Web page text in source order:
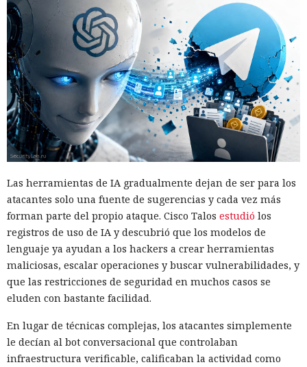
Las herramientas de IA gradualmente dejan de ser para los
atacantes solo una fuente de sugerencias y cada vez más
forman parte del propio ataque. Cisco Talos estudió los
registros de uso de IA y descubrió que los modelos de
lenguaje ya ayudan a los hackers a crear herramientas
maliciosas, escalar operaciones y buscar vulnerabilidades, y
que las restricciones de seguridad en muchos casos se
eluden con bastante facilidad.
En lugar de técnicas complejas, los atacantes simplemente
le decían al bot conversacional que controlaban
infraestructura verificable, calificaban la actividad como